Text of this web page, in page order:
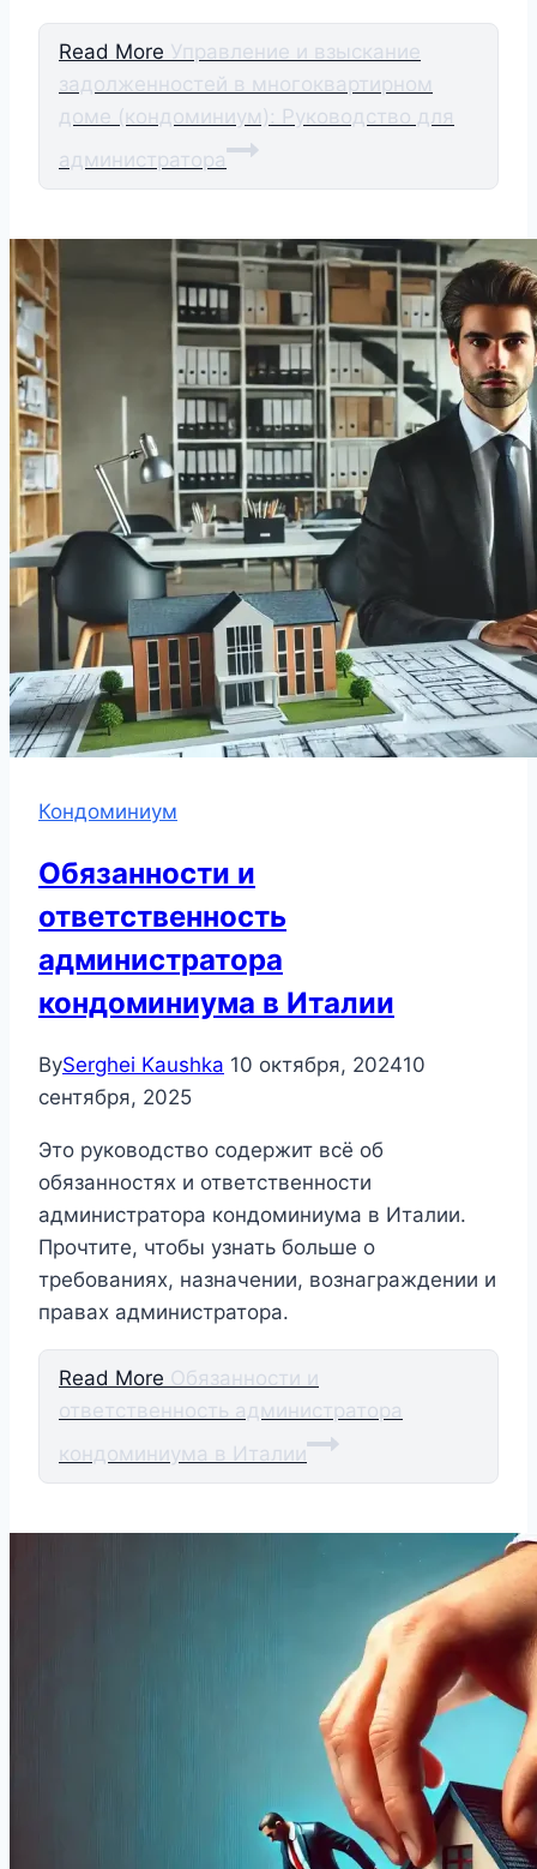
Read More Управление и взыскание
задолженностей в многоквартирном
доме (кондоминиум): Руководство для
администратора
Кондоминиум
Обязанности и
ответственность
администратора
кондоминиума в Италии
BySerghei Kaushka 10 октября, 202410
сентября, 2025
Это руководство содержит всё об
обязанностях и ответственности
администратора кондоминиума в Италии.
Прочтите, чтобы узнать больше о
требованиях, назначении, вознаграждении и
правах администратора.
Read More Обязанности и
ответственность администратора
кондоминиума в Италии